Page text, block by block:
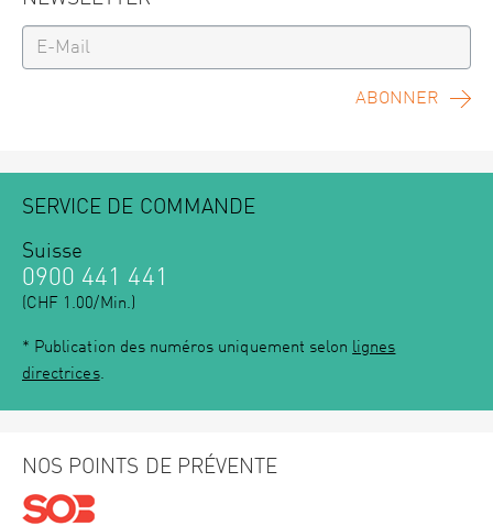
ABONNER
SERVICE DE COMMANDE
Suisse
0900 441 441
(CHF 1.00/Min.)
* Publication des numéros uniquement selon lignes
directrices.
NOS POINTS DE PRÉVENTE